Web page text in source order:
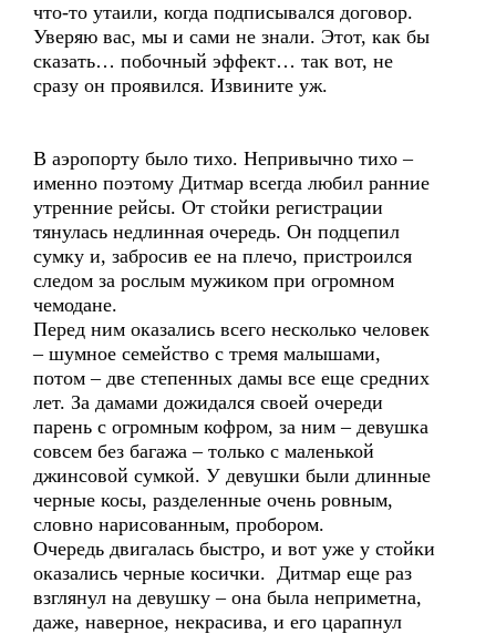
что-то утаили, когда подписывался договор.
Уверяю вас, мы и сами не знали. Этот, как бы
сказать… побочный эффект… так вот, не
сразу он проявился. Извините уж.
В аэропорту было тихо. Непривычно тихо –
именно поэтому Дитмар всегда любил ранние
утренние рейсы. От стойки регистрации
тянулась недлинная очередь. Он подцепил
сумку и, забросив ее на плечо, пристроился
следом за рослым мужиком при огромном
чемодане.
Перед ним оказались всего несколько человек
– шумное семейство с тремя малышами,
потом – две степенных дамы все еще средних
лет. За дамами дожидался своей очереди
парень с огромным кофром, за ним – девушка
совсем без багажа – только с маленькой
джинсовой сумкой. У девушки были длинные
черные косы, разделенные очень ровным,
словно нарисованным, пробором.
Очередь двигалась быстро, и вот уже у стойки
оказались черные косички. Дитмар еще раз
взглянул на девушку – она была неприметна,
даже, наверное, некрасива, и его царапнул